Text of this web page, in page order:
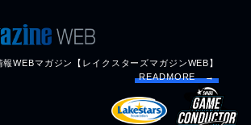
WEBマガジン【レイクスターズマガジンWEB】
READMORE →